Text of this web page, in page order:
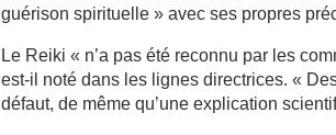
guérison spirituelle » avec ses propres
Le Reiki « n’a pas été reconnu par les
est-il noté dans les lignes directrices. «
défaut, de même qu’une explication